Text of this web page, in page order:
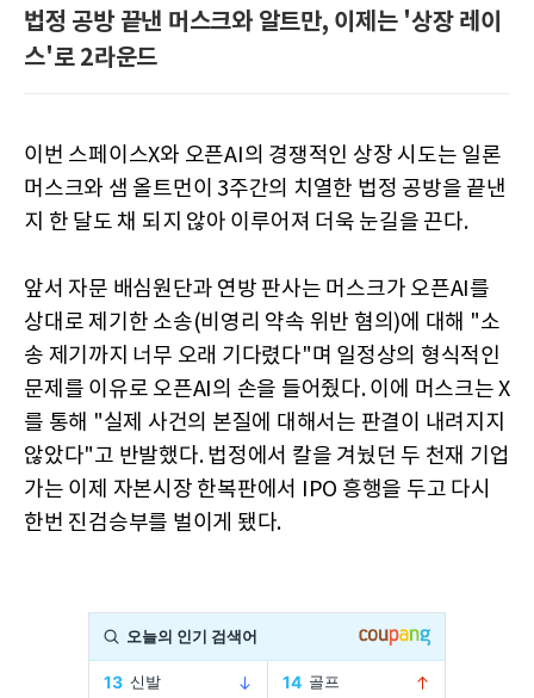
법정 공방 끝낸 머스크와 알트만, 이제는 '상장 레이
스'로 2라운드
이번 스페이스X와 오픈AI의 경쟁적인 상장 시도는 일론
머스크와 샘 올트먼이 3주간의 치열한 법정 공방을 끝낸
지 한 달도 채 되지 않아 이루어져 더욱 눈길을 끈다.
앞서 자문 배심원단과 연방 판사는 머스크가 오픈AI를
상대로 제기한 소송(비영리 약속 위반 혐의)에 대해 "소
송 제기까지 너무 오래 기다렸다"며 일정상의 형식적인
문제를 이유로 오픈AI의 손을 들어줬다. 이에 머스크는 X
를 통해 "실제 사건의 본질에 대해서는 판결이 내려지지
않았다"고 반발했다. 법정에서 칼을 겨눴던 두 천재 기업
가는 이제 자본시장 한복판에서 IPO 흥행을 두고 다시
한번 진검승부를 벌이게 됐다.